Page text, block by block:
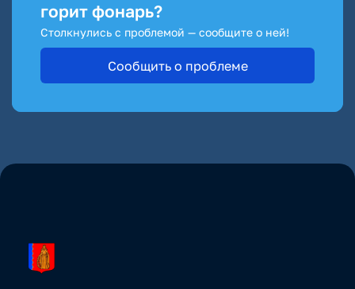
горит фонарь?
Столкнулись с проблемой — сообщите о ней!
Сообщить о проблеме